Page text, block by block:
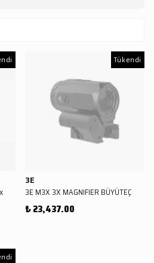
Tükendi
3E
3E M3X 3X MAGNIFIER BÜYÜTEÇ
₺ 23,437.00